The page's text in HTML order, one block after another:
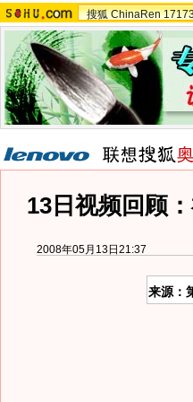
搜狐 ChinaRen
13日视频回顾
2008年05月13日21:37
来源：